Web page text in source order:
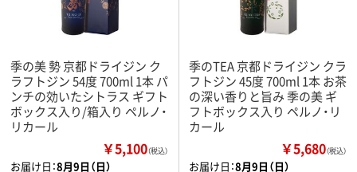
季の美 勢 京都ドライジン ク
ラフトジン 54度 700ml 1本 パ
ンチの効いたシトラス ギフト
ボックス入り/箱入り ペルノ・
リカール
￥5,100（税込）
お届け日：8月9日（日）
季のTEA 京都ドライジン クラ
フトジン 45度 700ml 1本 お茶
の深い香りと旨み 季の美 ギ
フトボックス入り ペルノ・リ
カール
￥5,680（税込）
お届け日：8月9日（日）